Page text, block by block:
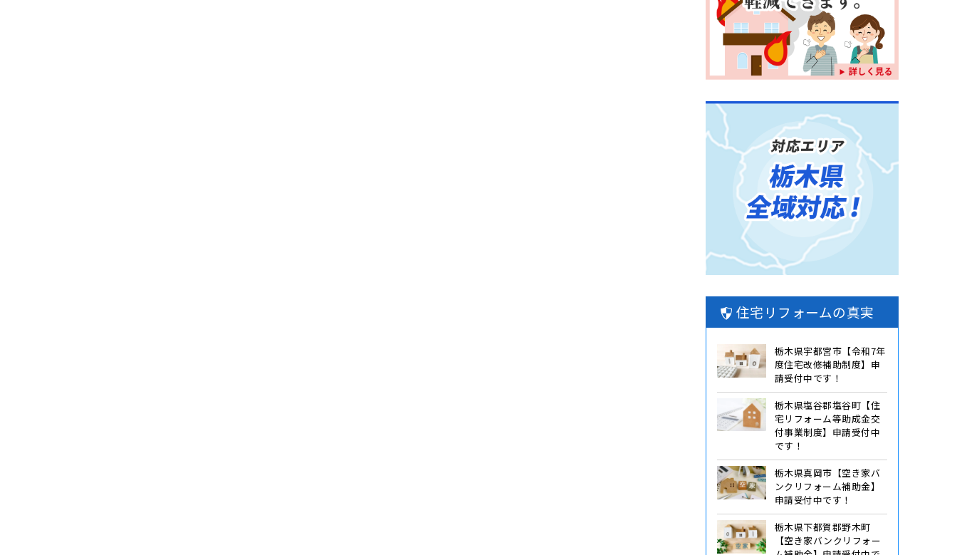
住宅リフォームの真実
栃木県宇都宮市【令和7年
度住宅改修補助制度】申
請受付中です！
栃木県塩谷郡塩谷町【住
宅リフォーム等助成金交
付事業制度】申請受付中
です！
栃木県真岡市【空き家バ
ンクリフォーム補助金】
申請受付中です！
栃木県下都賀郡野木町
【空き家バンクリフォー